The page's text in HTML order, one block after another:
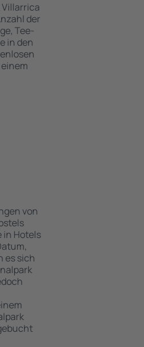
der
Tee-
in den
von
in Hotels
es sich